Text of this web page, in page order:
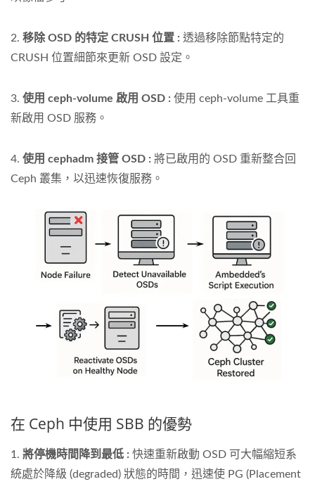
2. 移除 OSD 的特定 CRUSH 位置 : 透過移除節點特定的
CRUSH 位置細節來更新 OSD 設定。
3. 使用 ceph-volume 啟用 OSD : 使用 ceph-volume 工具重
新啟用 OSD 服務。
4. 使用 cephadm 接管 OSD : 將已啟用的 OSD 重新整合回
Ceph 叢集，以迅速恢復服務。
在 Ceph 中使用 SBB 的優勢
1. 將停機時間降到最低 : 快速重新啟動 OSD 可大幅縮短系
統處於降級 (degraded) 狀態的時間，迅速使 PG (Placement